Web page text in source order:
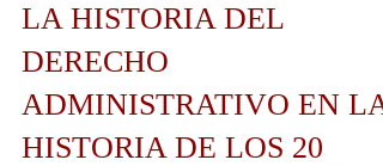
LA HISTORIA DEL
DERECHO
ADMINISTRATIVO EN LA
HISTORIA DE LOS 20